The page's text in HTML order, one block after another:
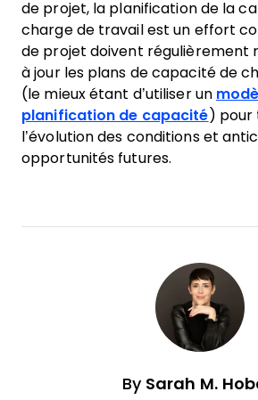
de projet, la planification de la
charge de travail est un effort
de projet doivent régulièrement
à jour les plans de capacité de
(le mieux étant d’utiliser un
planification de capacité ) pour
l’évolution des conditions et
opportunités futures.
By Sarah M.